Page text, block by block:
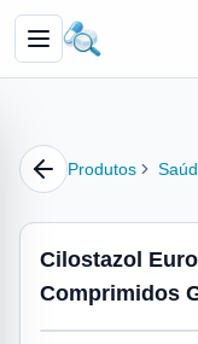
Produtos
Cilostazol
Comprimidos